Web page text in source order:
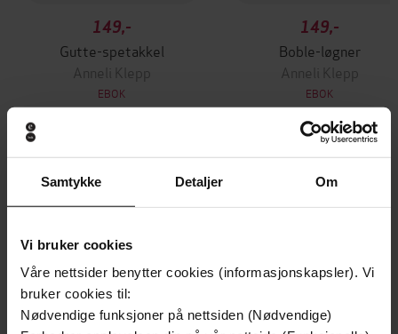
Samtykke Detaljer Om
Vi bruker cookies
Våre nettsider benytter cookies (informasjonskapsler). Vi
bruker cookies til:
Nødvendige funksjoner på nettsiden (Nødvendige)
149,-
Gutte-spetakkel
Anneli Klepp
EBOK
149,-
Boble-løgner
Anneli Klepp
EBOK
Andre har også kjøpt
Premium